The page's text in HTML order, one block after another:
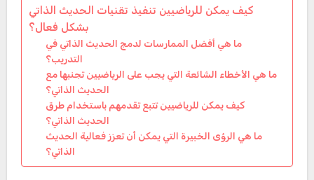
كيف يمكن للرياضيين تنفيذ تقنيات الحديث الذاتي
بشكل فعال؟
ما هي أفضل الممارسات لدمج الحديث الذاتي في
التدريب؟
ما هي الأخطاء الشائعة التي يجب على الرياضيين تجنبها مع
الحديث الذاتي؟
كيف يمكن للرياضيين تتبع تقدمهم باستخدام طرق
الحديث الذاتي؟
ما هي الرؤى الخبيرة التي يمكن أن تعزز فعالية الحديث
الذاتي؟